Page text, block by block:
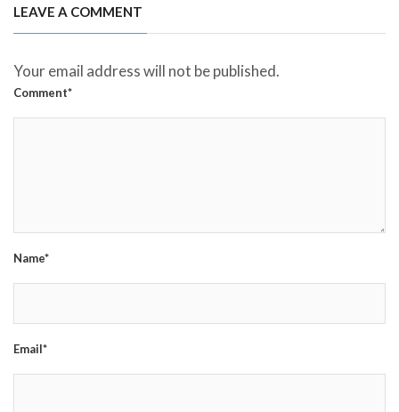
LEAVE A COMMENT
Your email address will not be published.
Comment*
Name*
Email*